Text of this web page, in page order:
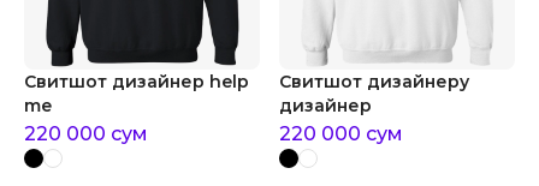
Свитшот дизайнер help
me
220 000 сум
Свитшот дизайнеру
дизайнер
220 000 сум